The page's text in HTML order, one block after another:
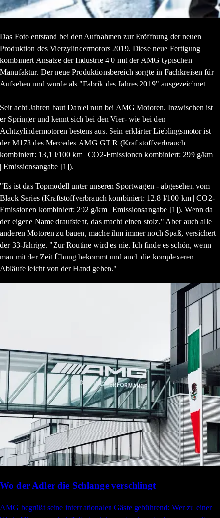
Das Foto entstand bei den Aufnahmen zur Eröffnung der neuen
Produktion des Vierzylindermotors 2019. Diese neue Fertigung
kombiniert Ansätze der Industrie 4.0 mit der AMG typischen
Manufaktur. Der neue Produktionsbereich sorgte in Fachkreisen für
Aufsehen und wurde als "Fabrik des Jahres 2019" ausgezeichnet.
Seit acht Jahren baut Daniel nun bei AMG Motoren. Inzwischen ist
er Springer und kennt sich bei den Vier- wie bei den
Achtzylindermotoren bestens aus. Sein erklärter Lieblingsmotor ist
der M178 des Mercedes-AMG GT R (Kraftstoffverbrauch
kombiniert: 13,1 l/100 km | CO2-Emissionen kombiniert: 299 g/km
| Emissionsangabe [1]).
"Es ist das Topmodell unter unseren Sportwagen - abgesehen vom
Black Series (Kraftstoffverbrauch kombiniert: 12,8 l/100 km | CO2-
Emissionen kombiniert: 292 g/km | Emissionsangabe [1]). Wenn da
der eigene Name draufsteht, das macht einen stolz." Aber auch alle
anderen Motoren zu bauen, mache ihm immer noch Spaß, versichert
der 33-Jährige. "Zur Routine wird es nie. Ich finde es schön, wenn
man mit der Zeit Übung bekommt und auch die komplexeren
Abläufe leicht von der Hand gehen."
Wo der Adler die Schlange verschlingt
AMG begrüßt seine internationalen Gäste gebührend: Wer zu einer